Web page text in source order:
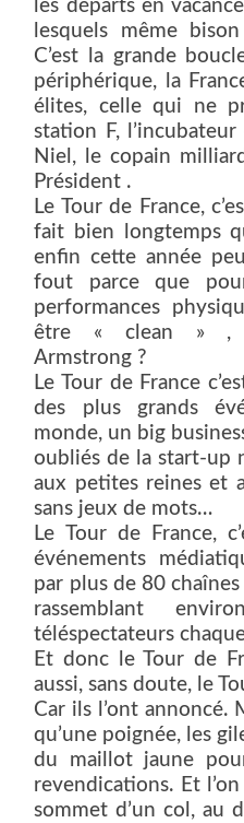
les départs en
lesquels même
C’est la grande
périphérique, la
élites, celle qui ne
station F,
Niel, le copain
Président .
Le Tour de France,
fait bien longtemps
enfin cette année
fout parce que
performances
être « clean » ,
Armstrong ?
Le Tour de France
des plus grands
monde, un big
oubliés de la start-up
aux petites reines et
sans jeux de mots…
Le Tour de France,
événements
par plus de 80
rassemblant
téléspectateurs
Et donc le Tour de
aussi, sans doute, le
Car ils l’ont annoncé.
qu’une poignée, les
du maillot jaune
revendications. Et
sommet d’un col, au